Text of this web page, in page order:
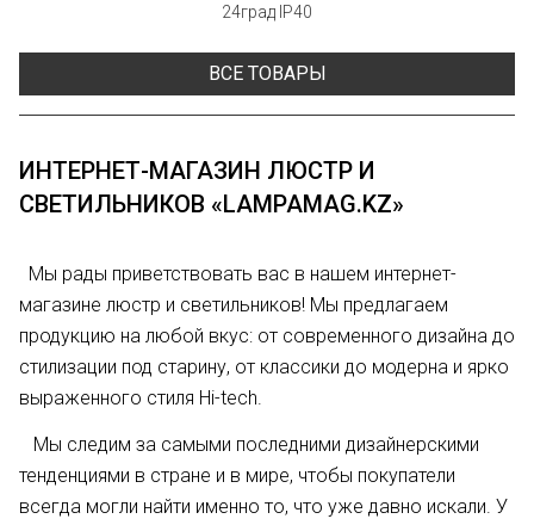
24град IP40
ВСЕ ТОВАРЫ
ИНТЕРНЕТ-МАГАЗИН ЛЮСТР И
СВЕТИЛЬНИКОВ «LAMPAMAG.KZ»
Мы рады приветствовать вас в нашем интернет-
магазине люстр и светильников! Мы предлагаем
продукцию на любой вкус: от современного дизайна до
стилизации под старину, от классики до модерна и ярко
выраженного стиля Hi-tech.
Мы следим за самыми последними дизайнерскими
тенденциями в стране и в мире, чтобы покупатели
всегда могли найти именно то, что уже давно искали. У